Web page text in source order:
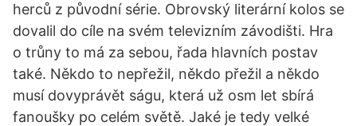
herců z původní série. Obrovský literární kolos se
dovalil do cíle na svém televizním závodišti. Hra
o trůny to má za sebou, řada hlavních postav
také. Někdo to nepřežil, někdo přežil a někdo
musí dovyprávět ságu, která už osm let sbírá
fanoušky po celém světě. Jaké je tedy velké